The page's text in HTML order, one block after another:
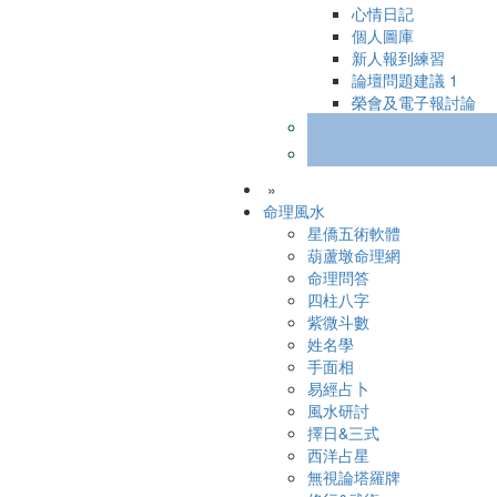
心情日記
個人圖庫
新人報到練習
論壇問題建議 1
榮會及電子報討論
»
命理風水
星僑五術軟體
葫蘆墩命理網
命理問答
四柱八字
紫微斗數
姓名學
手面相
易經占卜
風水研討
擇日&三式
西洋占星
無視論塔羅牌